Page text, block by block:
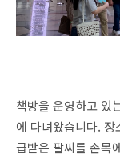
책방을 운영하고 있
에 다녀왔습니다.
급받은 팔찌를 손목